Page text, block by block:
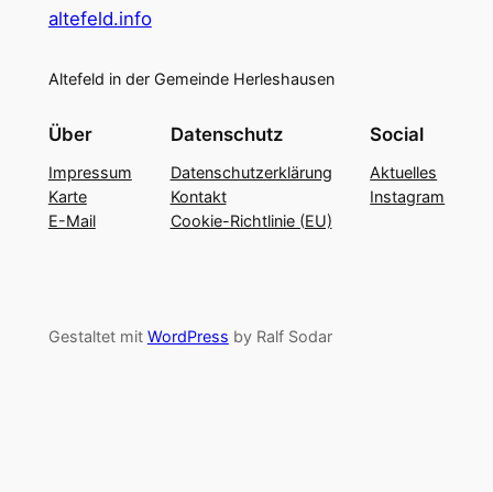
altefeld.info
Altefeld in der Gemeinde Herleshausen
Über
Impressum
Karte
E-Mail
Datenschutz
Datenschutzerklärung
Kontakt
Cookie-Richtlinie (EU)
Social
Aktuelles
Instagram
Gestaltet mit WordPress by Ralf Sodar